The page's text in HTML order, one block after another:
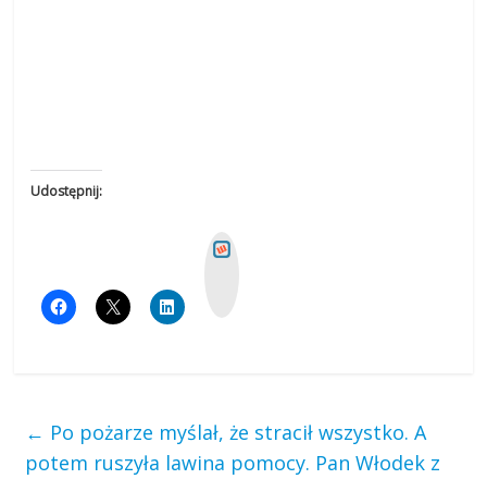
Udostępnij:
← Po pożarze myślał, że stracił wszystko. A
potem ruszyła lawina pomocy. Pan Włodek z